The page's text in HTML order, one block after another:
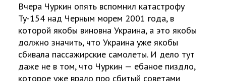
Вчера Чуркин опять вспомнил катастрофу
Ту-154 над Черным морем 2001 года, в
которой якобы виновна Украина, а это якобы
должно значить, что Украина уже якобы
сбивала пассажирские самолеты. И дело тут
даже не в том, что Чуркин — ебаное пиздло,
которое уже врало про сбитый советами